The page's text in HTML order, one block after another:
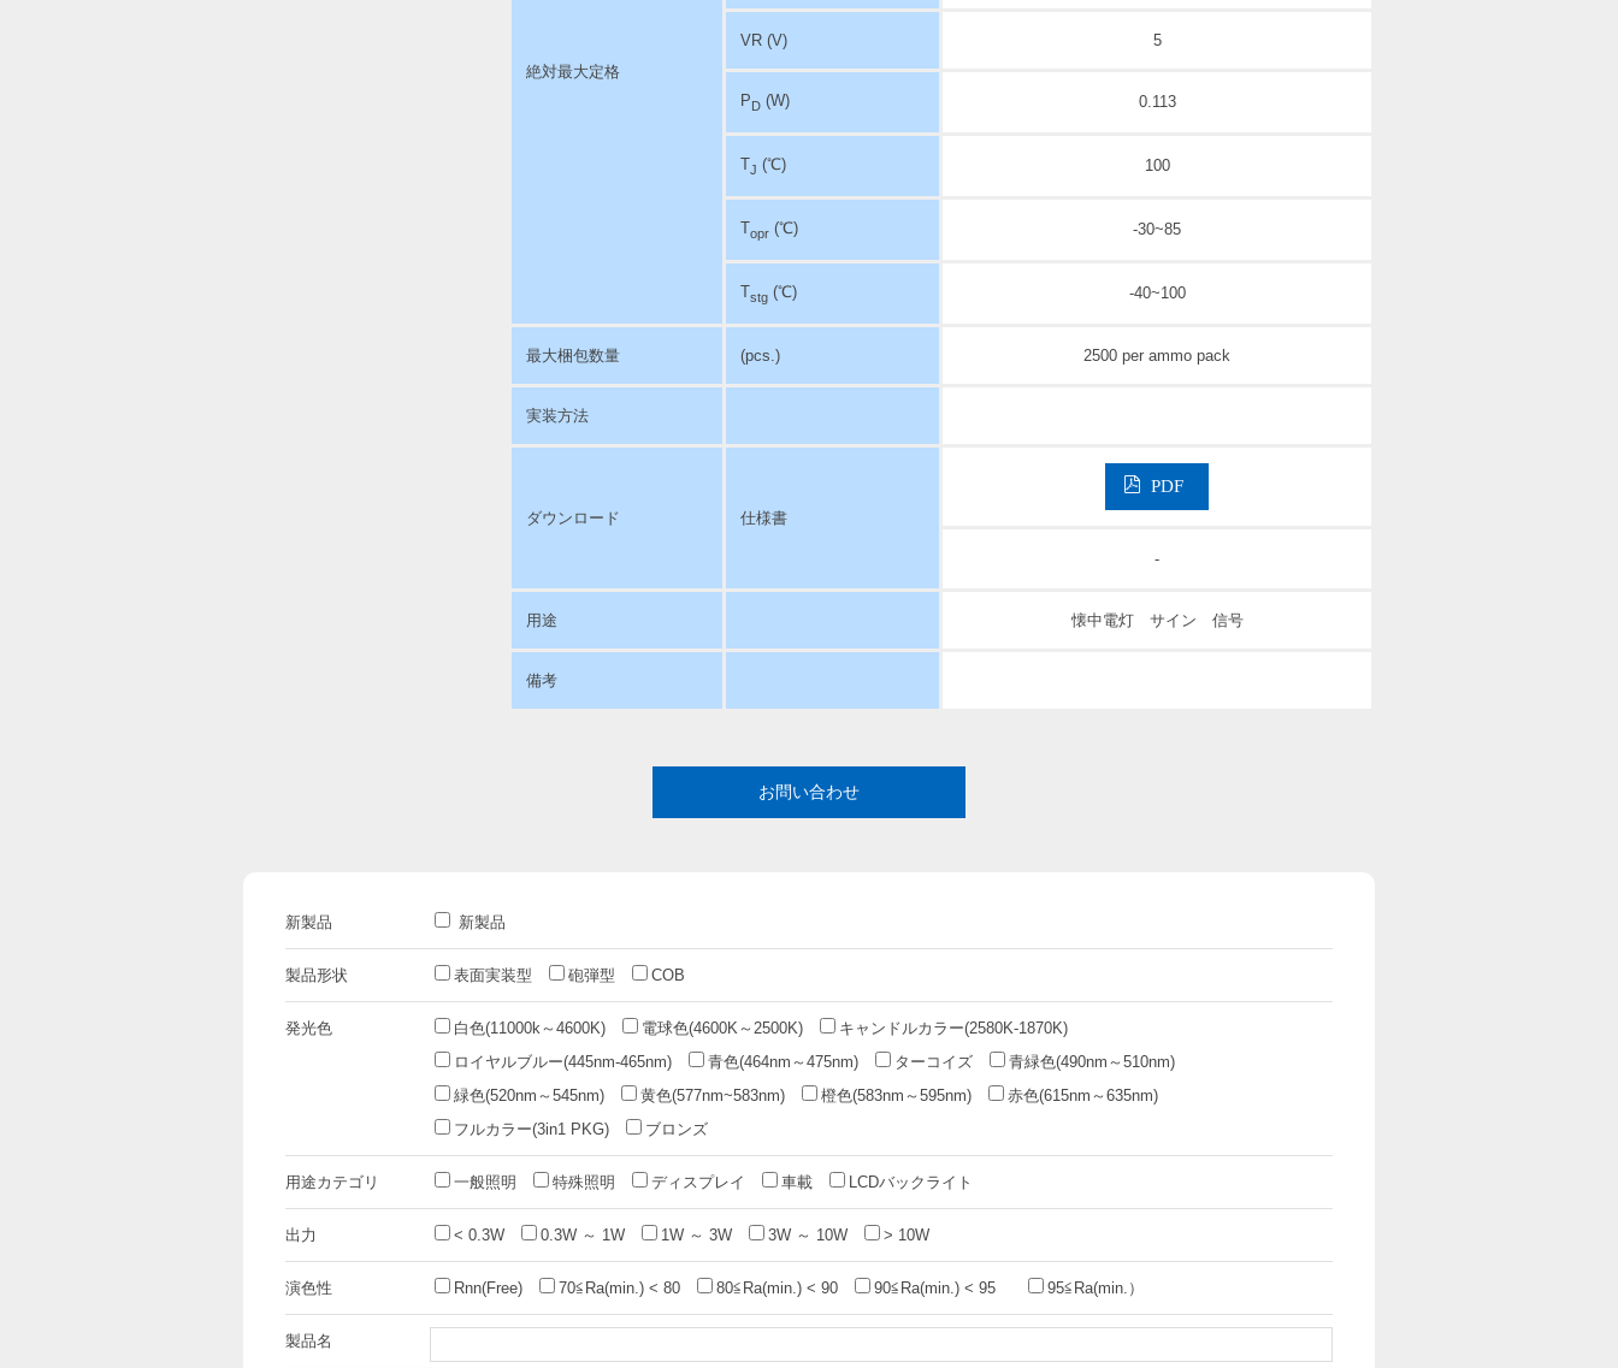
絶対最大定格
VR (V) 5
PD (W) 0.113
TJ (℃) 100
Topr (℃) -30~85
Tstg (℃) -40~100
最大梱包数量 (pcs.) 2500 per ammo pack
実装方法
ダウンロード 仕様書
PDF
-
用途 懐中電灯 サイン 信号
備考
お問い合わせ
新製品 新製品
製品形状 表面実装型 砲弾型 COB
発光色 白色(11000k～4600K) 電球色(4600K～2500K)
キャンドルカラー(2580K-1870K)
ロイヤルブルー(445nm-465nm)
青色(464nm～475nm) ターコイズ
青緑色(490nm～510nm)
緑色(520nm～545nm)
黄色(577nm~583nm) 橙色(583nm～595nm)
赤色(615nm～635nm)
フルカラー(3in1 PKG)
ブロンズ
用途カテゴリ 一般照明 特殊照明 ディスプレイ 車載 LCDバックライト
出力 < 0.3W 0.3W ～ 1W 1W ～ 3W 3W ～ 10W > 10W
演色性 Rnn(Free) 70≦Ra(min.) < 80 80≦Ra(min.) < 90 90≦Ra(min.) < 95 95≦Ra(min.）
製品名